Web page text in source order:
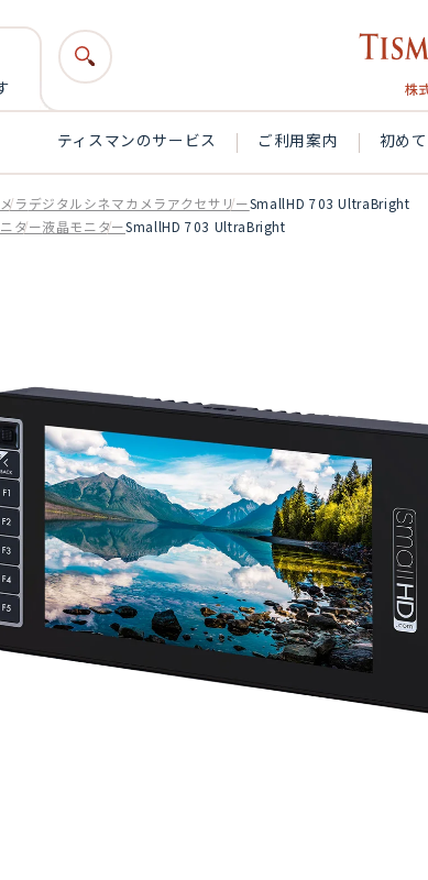
ティスマンのサービス ご利用案内 初め
ラデジタルシネマカメラアクセサリーSmallHD 703 UltraBright
ター液晶モニターSmallHD 703 UltraBright